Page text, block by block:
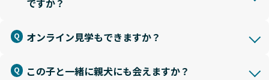
ですか？
オンライン見学もできますか？
この子と一緒に親犬にも会えますか？